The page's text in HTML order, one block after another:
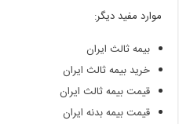
موارد مفید دیگر:
بیمه ثالث ایران
خرید بیمه ثالث ایران
قیمت بیمه ثالث ایران
قیمت بیمه بدنه ایران